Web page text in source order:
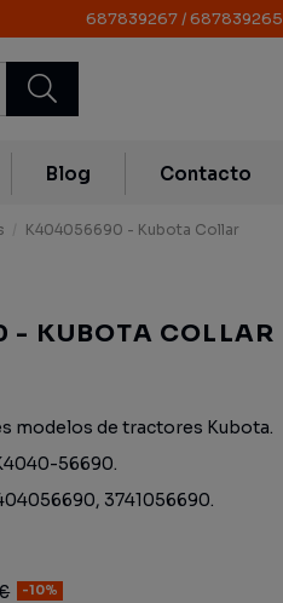
687839267/687839265
Blog Contacto
K404056690 - Kubota Collar
KUBOTA COLLAR
modelos de tractores Kubota.
56690.
3741056690.
-10%